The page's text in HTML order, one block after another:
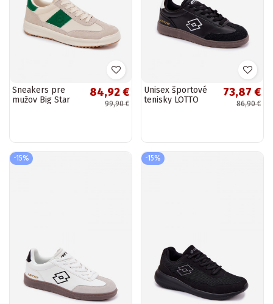
Sneakers pre
mužov Big Star
84,92 €
99,90 €
Unisex športové
tenisky LOTTO
73,87 €
86,90 €
-15% -15%